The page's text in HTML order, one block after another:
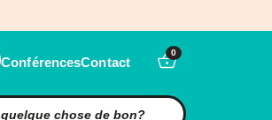
ConférencesContact
0